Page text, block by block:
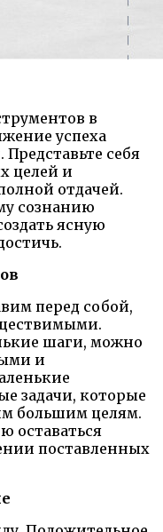
в
успеха
Представьте себя
целей и
отдачей.
сознанию
ясную
перед собой,
шаги, можно
и
задачи, которые
большим целям.
оставаться
поставленных